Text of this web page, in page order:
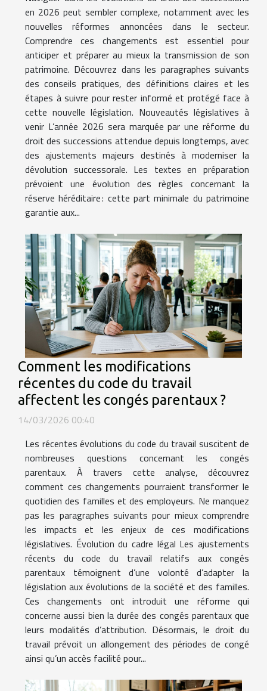
en 2026 peut sembler complexe, notamment avec les
nouvelles réformes annoncées dans le secteur.
Comprendre ces changements est essentiel pour
anticiper et préparer au mieux la transmission de son
patrimoine. Découvrez dans les paragraphes suivants
des conseils pratiques, des définitions claires et les
étapes à suivre pour rester informé et protégé face à
cette nouvelle législation. Nouveautés législatives à
venir L’année 2026 sera marquée par une réforme du
droit des successions attendue depuis longtemps, avec
des ajustements majeurs destinés à moderniser la
dévolution successorale. Les textes en préparation
prévoient une évolution des règles concernant la
réserve héréditaire : cette part minimale du patrimoine
garantie aux...
Comment les modifications
récentes du code du travail
affectent les congés parentaux ?
14/03/2026 00:40
Les récentes évolutions du code du travail suscitent de
nombreuses questions concernant les congés
parentaux. À travers cette analyse, découvrez
comment ces changements pourraient transformer le
quotidien des familles et des employeurs. Ne manquez
pas les paragraphes suivants pour mieux comprendre
les impacts et les enjeux de ces modifications
législatives. Évolution du cadre légal Les ajustements
récents du code du travail relatifs aux congés
parentaux témoignent d’une volonté d’adapter la
législation aux évolutions de la société et des familles.
Ces changements ont introduit une réforme qui
concerne aussi bien la durée des congés parentaux que
leurs modalités d’attribution. Désormais, le droit du
travail prévoit un allongement des périodes de congé
ainsi qu’un accès facilité pour...